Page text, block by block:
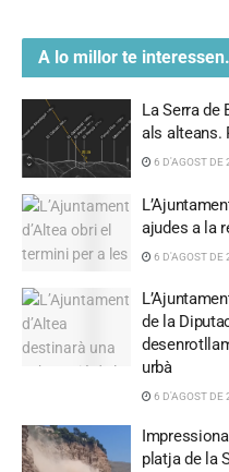
A lo millor te
La Serra de
als alteans.
6 D'AGOST DE
ajudes a la
6 D'AGOST DE
de la
urbà
6 D'AGOST DE
platja de la